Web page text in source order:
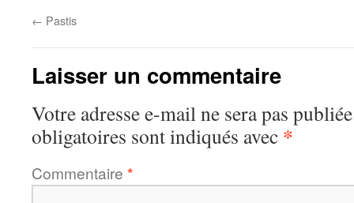
← Pastis
Laisser un commentaire
Votre adresse e-mail ne sera pas
obligatoires sont indiqués avec *
Commentaire *